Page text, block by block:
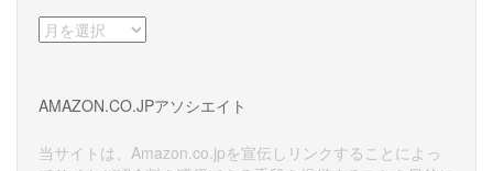
ア
ー
ブ
AMAZON.CO.JPアソシエイト
当サイトは、Amazon.co.jpを宣伝しリンクすることによっ